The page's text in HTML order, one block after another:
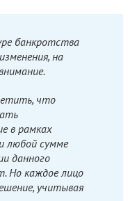
банкротства
на
что
в рамках
любой сумме
данного
Но каждое лицо
учитывая